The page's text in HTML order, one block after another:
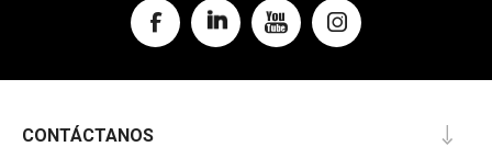
CONTÁCTANOS